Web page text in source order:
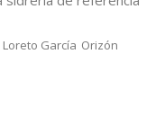
Loreto García Orizón